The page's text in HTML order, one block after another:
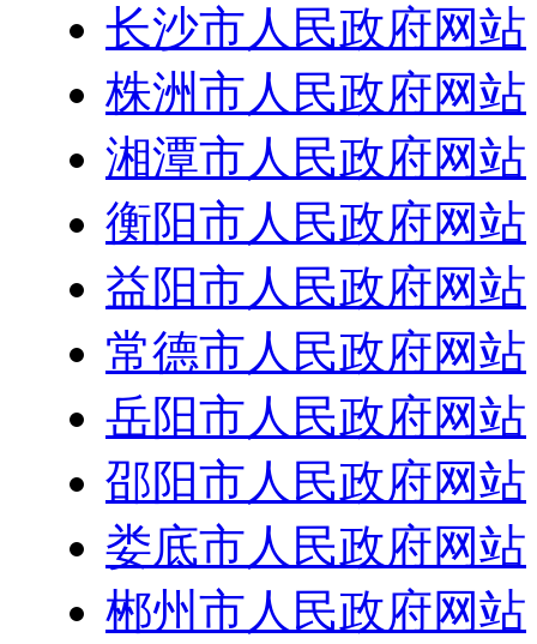
长沙市人民政府网站
株洲市人民政府网站
湘潭市人民政府网站
衡阳市人民政府网站
益阳市人民政府网站
常德市人民政府网站
岳阳市人民政府网站
邵阳市人民政府网站
娄底市人民政府网站
郴州市人民政府网站